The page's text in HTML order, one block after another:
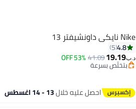
Nike نايكي داونشيفتر 13
4.8
5
د.ب‏19.19
41.09
53% OFF
بتخلّص بسرعة
بتخلّص بسرعة
احصل عليه خلال13 - 14 اغسطس